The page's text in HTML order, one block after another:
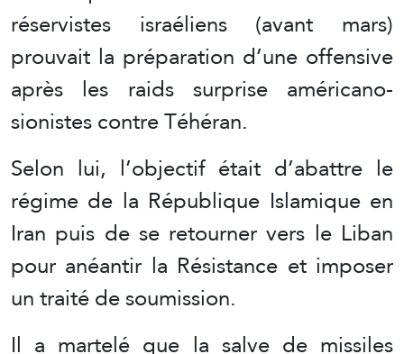
réservistes israéliens (avant mars)
prouvait la préparation d’une offensive
après les raids surprise américano-
sionistes contre Téhéran.
Selon lui, l’objectif était d’abattre le
régime de la République Islamique en
Iran puis de se retourner vers le Liban
pour anéantir la Résistance et imposer
un traité de soumission.
Il a martelé que la salve de missiles